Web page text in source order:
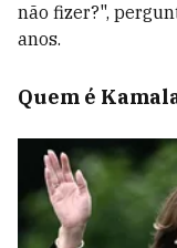
não fizer?",
anos.
Quem é